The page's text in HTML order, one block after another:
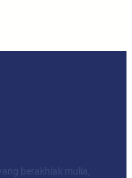
berakhlak mulia,